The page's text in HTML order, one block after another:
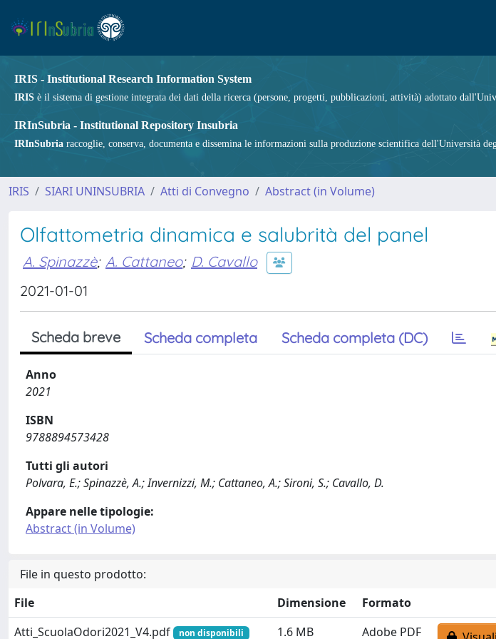
IRIS - Institutional Research Information System
IRIS è il sistema di gestione integrata dei dati della ricerca (persone, progetti, pubblicazioni, attività) adottato
IRInSubria - Institutional Repository Insubria
IRInSubria raccoglie, conserva, documenta e dissemina le informazioni sulla produzione scientifica dell'Università
IRIS SIARI UNINSUBRIA Atti di Convegno Abstract (in Volume)
Olfattometria dinamica e salubrità del panel
A. Spinazzè; A. Cattaneo; D. Cavallo
2021-01-01
Scheda breve Scheda completa Scheda completa (DC)
Anno
2021
ISBN
9788894573428
Tutti gli autori
Polvara, E.; Spinazzè, A.; Invernizzi, M.; Cattaneo, A.; Sironi, S.; Cavallo, D.
Appare nelle tipologie:
Abstract (in Volume)
File in questo prodotto:
File
Dimensione
Formato
Atti_ScuolaOdori2021_V4.pdf
non disponibili 1.6 MB Adobe PDF